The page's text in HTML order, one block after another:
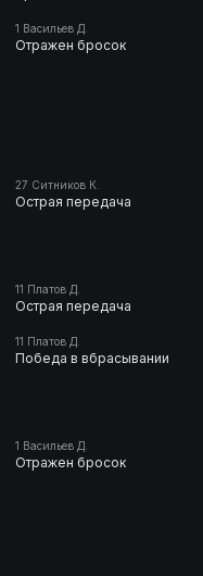
1 Васильев Д.
Отражен бросок
27 Ситников К.
Острая передача
11 Платов Д.
Острая передача
11 Платов Д.
Победа в вбрасывании
1 Васильев Д.
Отражен бросок